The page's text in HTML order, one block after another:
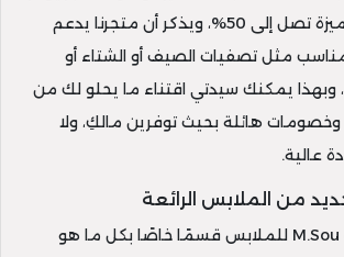
عليه خصومات مميزة تصل إلى 50%، ويذكر أن متجرنا يدعم
مثل تصفيات الصيف أو الشتاء أو
وبهذا يمكنك سيدتي اقتناء ما يحلو لك من
وخصومات هائلة بحيث توفرين مالكِ، ولا
عالية.
من الملابس الرائعة
يوفر متجر محلات M.Sou للملابس قسمًا خاصًا بكل ما هو